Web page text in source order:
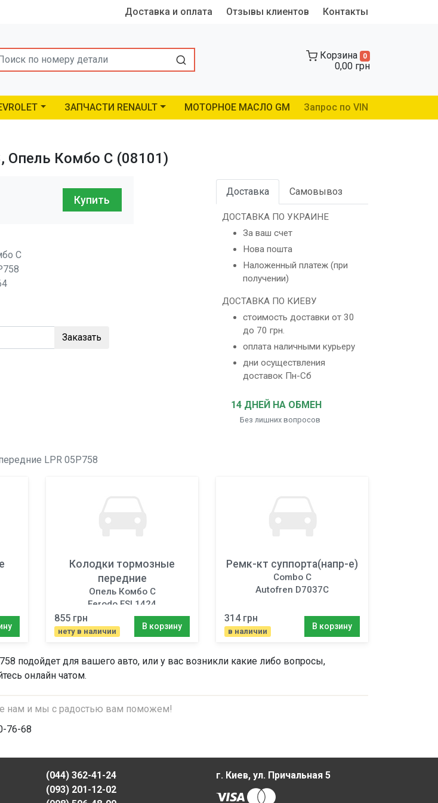
Доставка и оплата Отзывы клиентов Контакты
Корзина 0
0,00 грн
ЗАПЧАСТИ RENAULT МОТОРНОЕ МАСЛО GM Запрос по VIN
Опель Комбо C (08101)
Купить
C
Заказать
Доставка Самовывоз
ДОСТАВКА ПО УКРАИНЕ
За ваш счет
Нова пошта
Наложенный платеж (при
получении)
ДОСТАВКА ПО КИЕВУ
стоимость доставки от 30
до 70 грн.
оплата наличными курьеру
дни осуществления
доставок Пн-Сб
14 ДНЕЙ НА ОБМЕН
Без лишних вопросов
LPR 05P758
Колодки тормозные
передние
Опель Комбо C
Ferodo FSL1424
855 грн
нету в наличии
В корзину
Ремк-кт суппорта(напр-е)
Combo C
Autofren D7037C
314 грн
в наличии
В корзину
подойдет для вашего авто, или у вас возникли какие либо вопросы,
онлайн чатом.
нам и мы с радостью вам поможем!
76-68
(044) 362-41-24
(093) 201-12-02
г. Киев, ул. Причальная 5